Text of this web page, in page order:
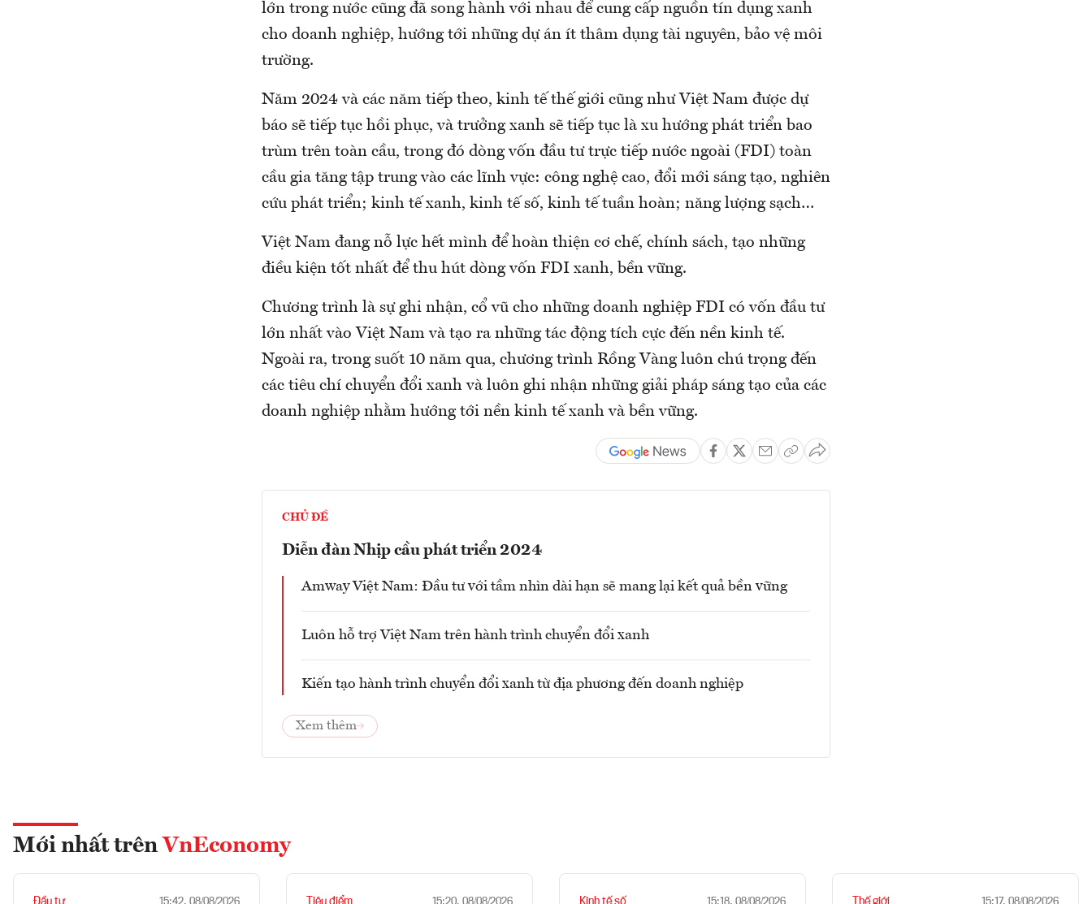
lớn trong nước cũng đã song hành với nhau để cung cấp nguồn tín dụng xanh
cho doanh nghiệp, hướng tới những dự án ít thâm dụng tài nguyên, bảo vệ môi
trường.
Năm 2024 và các năm tiếp theo, kinh tế thế giới cũng như Việt Nam được dự
báo sẽ tiếp tục hồi phục, và trưởng xanh sẽ tiếp tục là xu hướng phát triển bao
trùm trên toàn cầu, trong đó dòng vốn đầu tư trực tiếp nước ngoài (FDI) toàn
cầu gia tăng tập trung vào các lĩnh vực: công nghệ cao, đổi mới sáng tạo, nghiên
cứu phát triển; kinh tế xanh, kinh tế số, kinh tế tuần hoàn; năng lượng sạch…
Việt Nam đang nỗ lực hết mình để hoàn thiện cơ chế, chính sách, tạo những
điều kiện tốt nhất để thu hút dòng vốn FDI xanh, bền vững.
Chương trình là sự ghi nhận, cổ vũ cho những doanh nghiệp FDI có vốn đầu tư
lớn nhất vào Việt Nam và tạo ra những tác động tích cực đến nền kinh tế.
Ngoài ra, trong suốt 10 năm qua, chương trình Rồng Vàng luôn chú trọng đến
các tiêu chí chuyển đổi xanh và luôn ghi nhận những giải pháp sáng tạo của các
doanh nghiệp nhằm hướng tới nền kinh tế xanh và bền vững.
CHỦ ĐỀ
Diễn đàn Nhịp cầu phát triển 2024
Amway Việt Nam: Đầu tư với tầm nhìn dài hạn sẽ mang lại kết quả bền vững
Luôn hỗ trợ Việt Nam trên hành trình chuyển đổi xanh
Kiến tạo hành trình chuyển đổi xanh từ địa phương đến doanh nghiệp
Xem thêm
Mới nhất trên VnEconomy
Đầu tư Tiêu điểm Kinh tế số Thế giới